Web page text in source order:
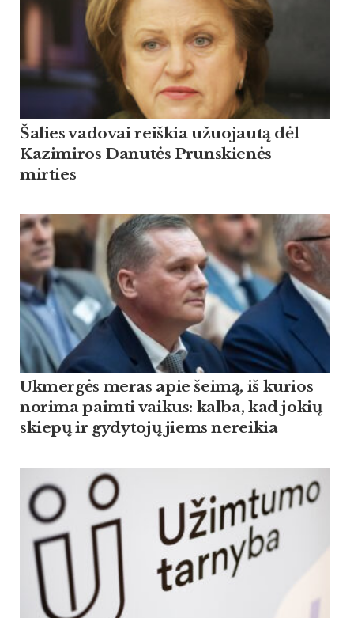
Šalies vadovai reiškia užuojautą dėl
Kazimiros Danutės Prunskienės
mirties
Ukmergės meras apie šeimą, iš kurios
norima paimti vaikus: kalba, kad jokių
skiepų ir gydytojų jiems nereikia